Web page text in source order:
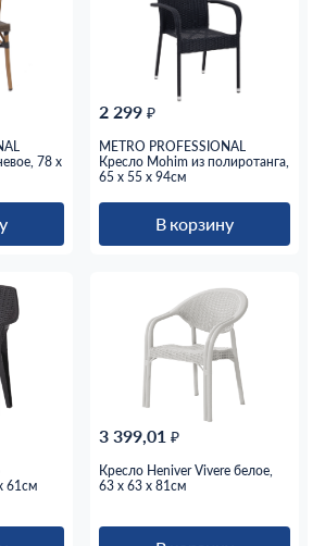
78 x
2 299 ₽
METRO PROFESSIONAL
Кресло Mohim из полиротанга,
65 x 55 x 94см
В корзину
61см
3 399,01 ₽
Кресло Heniver Vivere белое,
63 x 63 x 81см